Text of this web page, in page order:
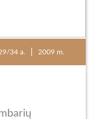
34 a. 2009 m.